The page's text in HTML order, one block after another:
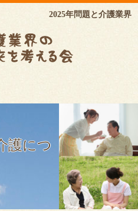
2025年問題と介護業界
護につ